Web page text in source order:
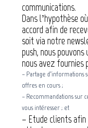
communications.
Dans l’hypothèse
accord afin de
soit via notre
push, nous
nous avez fournies
– Partage d’informations
offres en cours ;
– Recommandations sur
vous intéresser ; et
– Etude clients afin